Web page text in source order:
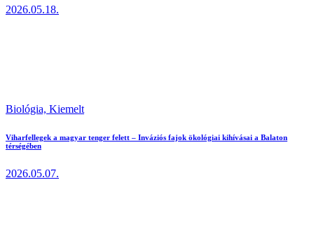
2026.05.18.
Biológia, Kiemelt
Viharfellegek a magyar tenger felett – Inváziós fajok ökológiai kihívásai a Balaton
térségében
2026.05.07.